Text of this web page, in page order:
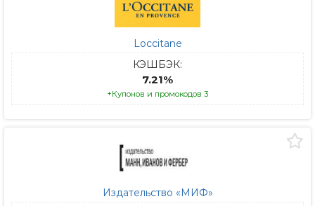
Loccitane
КЭШБЭК:
7.21%
+Купонов и промокодов 3
Издательство «МИФ»